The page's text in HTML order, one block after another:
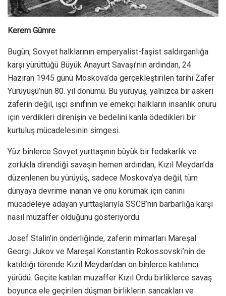
Kerem Gümre
Bugün, Sovyet halklarının emperyalist-faşist saldırganlığa
karşı yürüttüğü Büyük Anayurt Savaşı’nın ardından, 24
Haziran 1945 günü Moskova’da gerçekleştirilen tarihi Zafer
Yürüyüşü’nün 80. yıl dönümü. Bu yürüyüş, yalnızca bir askeri
zaferin değil, işçi sınıfının ve emekçi halkların insanlık onuru
için verdikleri direnişin ve bedelini kanla ödedikleri bir
kurtuluş mücadelesinin simgesi.
Yüz binlerce Sovyet yurttaşının büyük bir fedakarlık ve
zorlukla direndiği savaşın hemen ardından, Kızıl Meydan’da
düzenlenen bu yürüyüş, sadece Moskova’ya değil, tüm
dünyaya devrime inanan ve onu korumak için canını
mücadeleye adayan yurttaşlarıyla SSCB’nin barbarlığa karşı
nasıl muzaffer olduğunu gösteriyordu.
Josef Stalin’in önderliğinde, zaferin mimarları Mareşal
Georgi Jukov ve Mareşal Konstantin Rokossovski’nin de
katıldığı törende Kızıl Meydan’dan on binlerce katılımcı
yürüdü. Geçite katılan muzaffer Kızıl Ordu birliklerce savaş
boyunca ele geçirilen düşman birliklerin sancakları ve